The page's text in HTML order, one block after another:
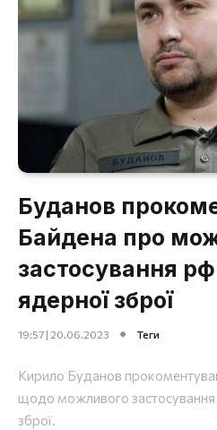
Буданов
Байдена про
застосування
ядерної зброї
19:57 | 20.06.2023 Теги
Кирило Буданов
щодо можливого застосування
зброї.